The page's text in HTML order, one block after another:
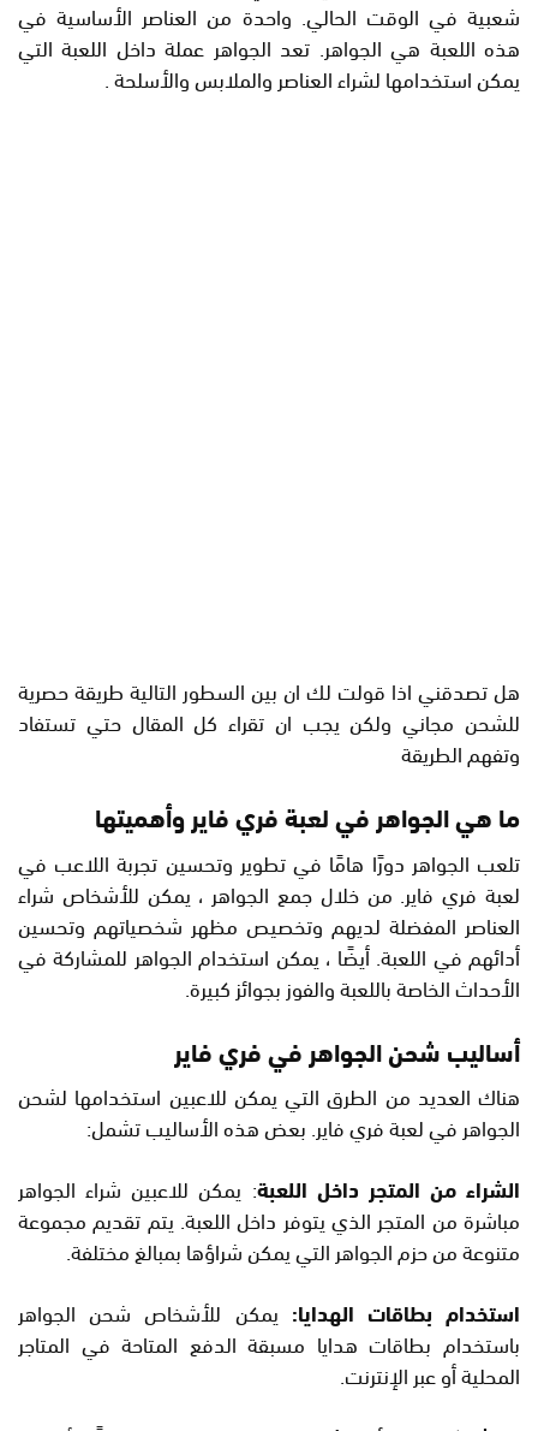
شعبية في الوقت الحالي. واحدة من العناصر الأساسية في
هذه اللعبة هي الجواهر. تعد الجواهر عملة داخل اللعبة التي
يمكن استخدامها لشراء العناصر والملابس والأسلحة .
هل تصدقني اذا قولت لك ان بين السطور التالية طريقة حصرية
للشحن مجاني ولكن يجب ان تقراء كل المقال حتي تستفاد
وتفهم الطريقة
ما هي الجواهر في لعبة فري فاير وأهميتها
تلعب الجواهر دورًا هامًا في تطوير وتحسين تجربة اللاعب في
لعبة فري فاير. من خلال جمع الجواهر ، يمكن للأشخاص شراء
العناصر المفضلة لديهم وتخصيص مظهر شخصياتهم وتحسين
أدائهم في اللعبة. أيضًا ، يمكن استخدام الجواهر للمشاركة في
الأحداث الخاصة باللعبة والفوز بجوائز كبيرة.
أساليب شحن الجواهر في فري فاير
هناك العديد من الطرق التي يمكن للاعبين استخدامها لشحن
الجواهر في لعبة فري فاير. بعض هذه الأساليب تشمل:
الشراء من المتجر داخل اللعبة: يمكن للاعبين شراء الجواهر
مباشرة من المتجر الذي يتوفر داخل اللعبة. يتم تقديم مجموعة
متنوعة من حزم الجواهر التي يمكن شراؤها بمبالغ مختلفة.
استخدام بطاقات الهدايا: يمكن للأشخاص شحن الجواهر
باستخدام بطاقات هدايا مسبقة الدفع المتاحة في المتاجر
المحلية أو عبر الإنترنت.